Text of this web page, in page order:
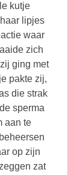
kutje
lipjes
waar
zich
ging met
pakte zij,
die strak
sperma
aan te
op zijn
zat